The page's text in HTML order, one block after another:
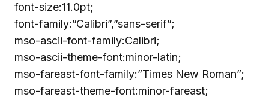
font-size:11.0pt;
font-family:”Calibri”,”sans-serif”;
mso-ascii-font-family:Calibri;
mso-ascii-theme-font:minor-latin;
mso-fareast-font-family:”Times New Roman”;
mso-fareast-theme-font:minor-fareast;